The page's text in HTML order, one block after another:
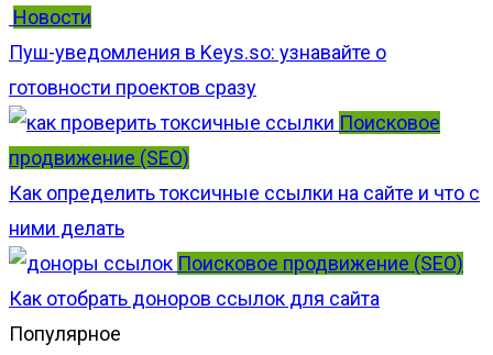
Новости
Пуш-уведомления в Keys.so: узнавайте о
готовности проектов сразу
Поисковое
продвижение (SEO)
Как определить токсичные ссылки на сайте и что с
ними делать
Поисковое продвижение (SEO)
Как отобрать доноров ссылок для сайта
Популярное